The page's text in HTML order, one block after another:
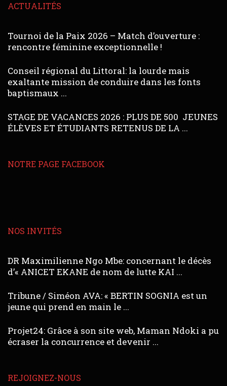
ACTUALITÉS
Tournoi de la Paix 2026 – Match d’ouverture :
rencontre féminine exceptionnelle !
Conseil régional du Littoral: la lourde mais
exaltante mission de conduire dans les fonts
baptismaux ...
STAGE DE VACANCES 2026 : PLUS DE 500 JEUNES
ÉLÈVES ET ÉTUDIANTS RETENUS DE LA ...
NOTRE PAGE FACEBOOK
NOS INVITÉS
DR Maximilienne Ngo Mbe: concernant le décès
d’« ANICET EKANE de nom de lutte KAI ...
Tribune / Siméon AVA: « BERTIN SOGNIA est un
jeune qui prend en main le ...
Projet24: Grâce à son site web, Maman Ndoki a pu
écraser la concurrence et devenir ...
REJOIGNEZ-NOUS